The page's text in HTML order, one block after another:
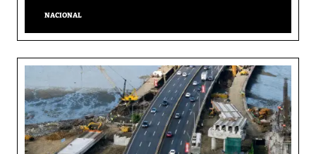
NACIONAL